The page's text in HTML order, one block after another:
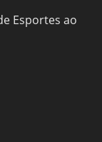
Esportes ao